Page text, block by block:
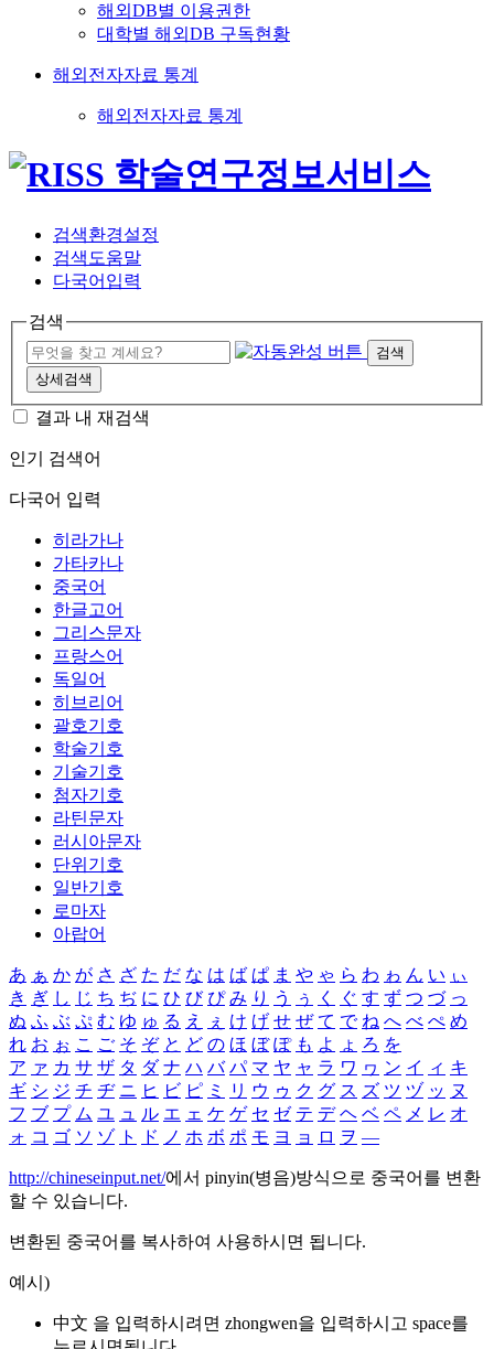
해외DB별 이용권한
대학별 해외DB 구독현황
해외전자자료 통계
해외전자자료 통계
검색환경설정
검색도움말
다국어입력
검색
검색
상세검색
결과 내 재검색
인기 검색어
다국어 입력
히라가나
가타카나
중국어
한글고어
그리스문자
프랑스어
독일어
히브리어
괄호기호
학술기호
기술기호
첨자기호
라틴문자
러시아문자
단위기호
일반기호
로마자
아랍어
あ ぁ か が さ ざ た だ な は ば ぱ ま や ゃ ら わ ゎ ん い ぃ
き ぎ し じ ち ぢ に ひ び ぴ み り う ぅ く ぐ す ず つ づ っ
ぬ ふ ぶ ぷ む ゆ ゅ る え ぇ け げ せ ぜ て で ね へ べ ぺ め
れ お ぉ こ ご そ ぞ と ど の ほ ぼ ぽ も よ ょ ろ を
ア ァ カ サ ザ タ ダ ナ ハ バ パ マ ヤ ャ ラ ワ ヮ ン イ ィ キ
ギ シ ジ チ ヂ ニ ヒ ビ ピ ミ リ ウ ゥ ク グ ス ズ ツ ヅ ッ ヌ
フ ブ プ ム ユ ュ ル エ ェ ケ ゲ セ ゼ テ デ ヘ ベ ペ メ レ オ
ォ コ ゴ ソ ゾ ト ド ノ ホ ボ ポ モ ヨ ョ ロ ヲ ―
http://chineseinput.net/에서 pinyin(병음)방식으로 중국어를 변환
할 수 있습니다.
변환된 중국어를 복사하여 사용하시면 됩니다.
예시)
中文 을 입력하시려면 zhongwen을 입력하시고 space를